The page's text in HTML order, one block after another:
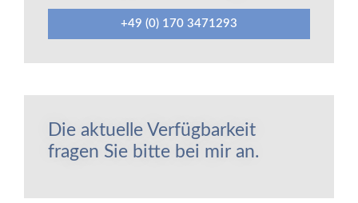
+49 (0) 170 3471293
Die aktuelle Verfügbarkeit
fragen Sie bitte bei mir an.